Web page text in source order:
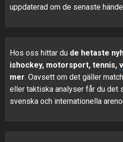
uppdaterad om de senaste
Hos oss hittar du de hetaste
ishockey, motorsport, tennis,
mer. Oavsett om det gäller
eller taktiska analyser får du det
svenska och internationella